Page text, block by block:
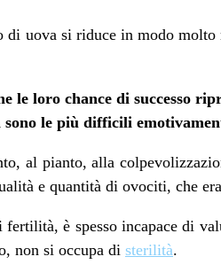
uova si riduce in modo molto
le loro chance di successo
sono le più difficili
al pianto, alla
e quantità di ovociti, che
è spesso incapace di
non si occupa di sterilità.